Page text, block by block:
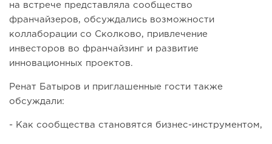
на встрече представляла сообщество
франчайзеров, обсуждались возможности
коллаборации со Сколково, привлечение
инвесторов во франчайзинг и развитие
инновационных проектов.
Ренат Батыров и приглашенные гости также
обсуждали:
- Как сообщества становятся бизнес-инструментом,